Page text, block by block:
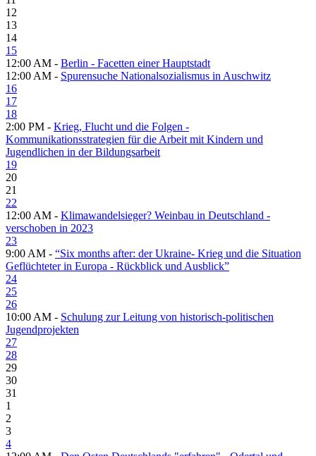
12
13
14
15
12:00 AM - Berlin - Facetten einer Hauptstadt
12:00 AM - Spurensuche Nationalsozialismus in Auschwitz
16
17
18
2:00 PM - Krieg, Flucht und die Folgen -
Kommunikationsstrategien für die Arbeit mit Kindern und
Jugendlichen in der Bildungsarbeit
19
20
21
22
12:00 AM - Klimawandelsieger? Weinbau in Deutschland -
verschoben in 2023
23
9:00 AM - “Six months after: der Ukraine- Krieg und die Situation
Geflüchteter in Europa - Rückblick und Ausblick”
24
25
26
10:00 AM - Schulung zur Leitung von historisch-politischen
Jugendprojekten
27
28
29
30
31
1
2
3
4